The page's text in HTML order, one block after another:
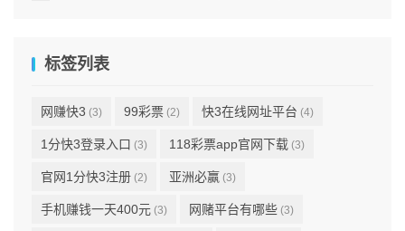
标签列表
网赚快3 (3) 99彩票 (2) 快3在线网址平台 (4)
1分快3登录入口 (3) 118彩票app官网下载 (3)
官网1分快3注册 (2) 亚洲必赢 (3)
手机赚钱一天400元 (3) 网赌平台有哪些 (3)